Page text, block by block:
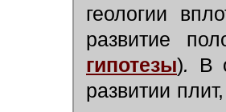
геологии
развитие
гипотезы).
В
развитии